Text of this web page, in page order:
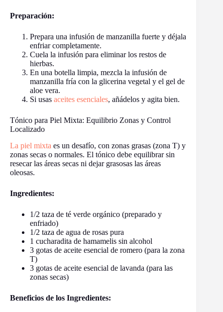
Preparación:
Prepara una infusión de manzanilla fuerte y déjala
enfriar completamente.
Cuela la infusión para eliminar los restos de
hierbas.
En una botella limpia, mezcla la infusión de
manzanilla fría con la glicerina vegetal y el gel de
aloe vera.
Si usas aceites esenciales, añádelos y agita bien.
Tónico para Piel Mixta: Equilibrio Zonas y Control
Localizado
La piel mixta es un desafío, con zonas grasas (zona T) y
zonas secas o normales. El tónico debe equilibrar sin
resecar las áreas secas ni dejar grasosas las áreas
oleosas.
Ingredientes:
1/2 taza de té verde orgánico (preparado y
enfriado)
1/2 taza de agua de rosas pura
1 cucharadita de hamamelis sin alcohol
3 gotas de aceite esencial de romero (para la zona
T)
3 gotas de aceite esencial de lavanda (para las
zonas secas)
Beneficios de los Ingredientes: